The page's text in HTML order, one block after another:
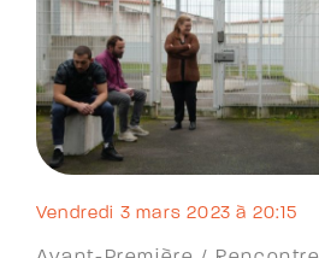
vendredi 3 mars 2023 à 20:15